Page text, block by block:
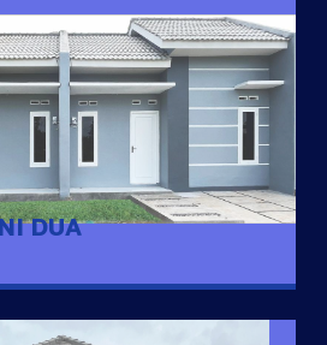
DUA
DUA
dengan harga subsidi hanya 100
di Tuban